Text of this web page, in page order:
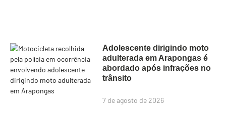
Adolescente dirigindo moto
adulterada em Arapongas é
abordado após infrações no
trânsito
7 de agosto de 2026